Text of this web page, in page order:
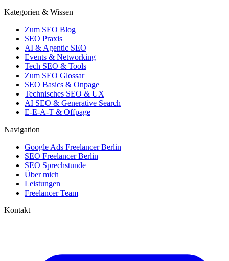
Kategorien & Wissen
Zum SEO Blog
SEO Praxis
AI & Agentic SEO
Events & Networking
Tech SEO & Tools
Zum SEO Glossar
SEO Basics & Onpage
Technisches SEO & UX
AI SEO & Generative Search
E-E-A-T & Offpage
Navigation
Google Ads Freelancer Berlin
SEO Freelancer Berlin
SEO Sprechstunde
Über mich
Leistungen
Freelancer Team
Kontakt